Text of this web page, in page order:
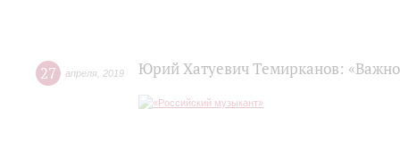
27 апреля 2019 Юрий Хатуевич Темирканов: